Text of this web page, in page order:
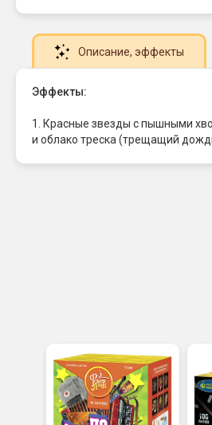
Описание, эффекты
Эффекты:
1. Красные звезды с пышными
и облако треска (трещащий